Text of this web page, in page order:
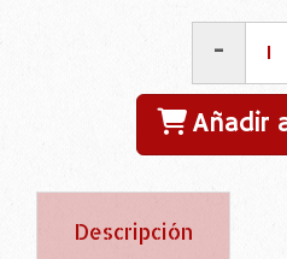
-
Añadir
Descripción